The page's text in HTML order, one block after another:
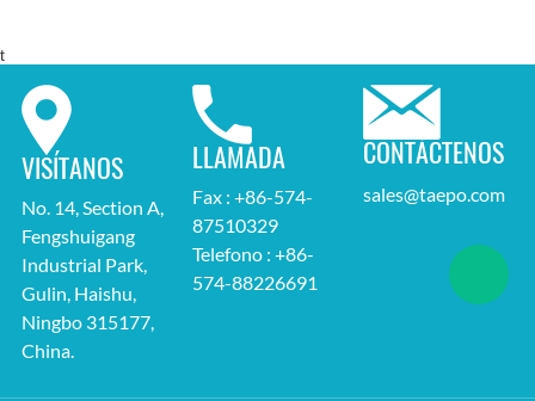
t
VISÍTANOS
No. 14, Section A,
Fengshuigang
Industrial Park,
Gulin, Haishu,
Ningbo 315177,
China.
LLAMADA
Fax : +86-574-
87510329
Telefono : +86-
574-88226691
CONTÁCTENOS
sales@taepo.com